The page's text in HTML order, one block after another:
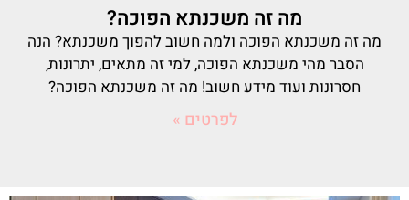
מה זה משכנתא הפוכה?
מה זה משכנתא הפוכה ולמה חשוב להפוך משכנתא? הנה
הסבר מהי משכנתא הפוכה, למי זה מתאים, יתרונות,
חסרונות ועוד מידע חשוב! מה זה משכנתא הפוכה?
לפרטים »